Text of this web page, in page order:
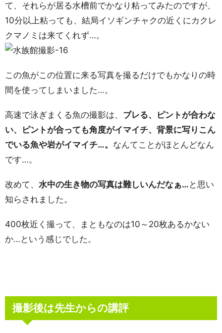
て、それらが居る水槽前でかなり粘ってみたのですが、
10分以上粘っても、結局イソギンチャクの近くにカクレ
クマノミは来てくれず…。
この魚がこの位置に来る写真を撮るだけでもかなりの時
間を使ってしまいました…。
高速で泳ぎまくる魚の撮影は、 ブレる、ピントが合わな
い、ピントが合っても角度がイマイチ、背景に写りこん
でいる魚や岩がイマイチ…。 なんてことがほとんどなん
です…。
改めて、 水中の生き物の写真は難しいんだなぁ… と思い
知らされました。
400枚近く撮って、まともなのは10～20枚あるかない
か…という感じでした。
撮影後は先生からの講評